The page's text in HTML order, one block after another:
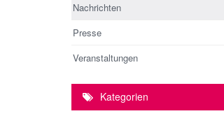
Nachrichten
Presse
Veranstaltungen
Kategorien